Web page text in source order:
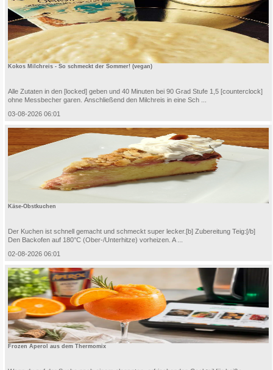
Kokos Milchreis - So schmeckt der Sommer! (vegan)
Alle Zutaten in den [locked] geben und 40 Minuten bei 90 Grad Stufe 1,5 [counterclock]
ohne Messbecher garen. Anschließend den Milchreis in eine Sch ...
03-08-2026 06:01
Käse-Obstkuchen
Der Kuchen ist schnell gemacht und schmeckt super lecker.[b] Zubereitung Teig:[/b]
Den Backofen auf 180°C (Ober-/Unterhitze) vorheizen. A ...
02-08-2026 06:01
Frozen Aperol aus dem Thermomix